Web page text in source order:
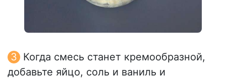
Когда смесь станет кремообразной,
добавьте яйцо, соль и ваниль и